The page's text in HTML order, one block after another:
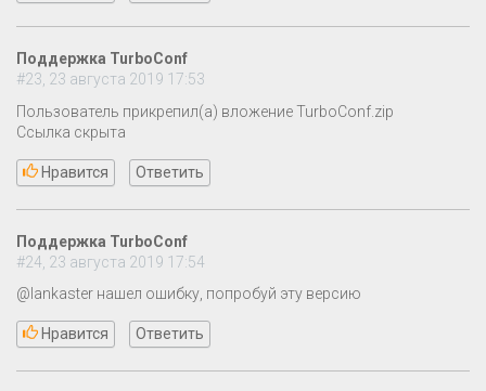
Поддержка TurboConf
#23, 23 августа 2019 17:53
Пользователь прикрепил(а) вложение TurboConf.zip
Ссылка скрыта
Нравится Ответить
Поддержка TurboConf
#24, 23 августа 2019 17:54
@lankaster нашел ошибку, попробуй эту версию
Нравится Ответить